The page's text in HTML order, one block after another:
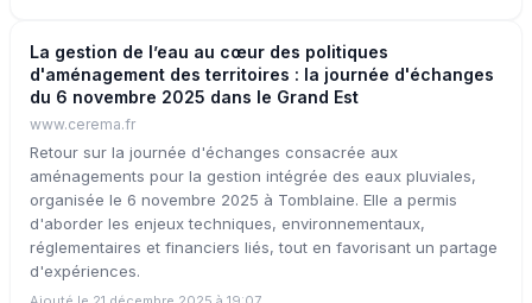
La gestion de l’eau au cœur des politiques
d'aménagement des territoires : la journée d'échanges
du 6 novembre 2025 dans le Grand Est
www.cerema.fr
Retour sur la journée d'échanges consacrée aux
aménagements pour la gestion intégrée des eaux pluviales,
organisée le 6 novembre 2025 à Tomblaine. Elle a permis
d'aborder les enjeux techniques, environnementaux,
réglementaires et financiers liés, tout en favorisant un partage
d'expériences.